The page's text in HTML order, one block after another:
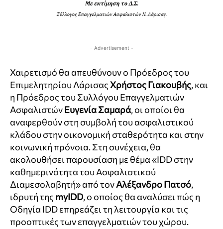
- Advertisement -
Χαιρετισμό θα απευθύνουν ο Πρόεδρος του
Επιμελητηρίου ΛάρισαςΧρήστοςΓιακουβής, και
η Πρόεδρος του Συλλόγου Επαγγελματιών
ΑσφαλιστώνΕυγενίαΣαμαρά, οι οποίοι θα
αναφερθούν στη συμβολή του ασφαλιστικού
κλάδου στην οικονομική σταθερότητα και στην
κοινωνική πρόνοια. Στη συνέχεια, θα
ακολουθήσει παρουσίαση με θέμα «IDD στην
καθημερινότητα του Ασφαλιστικού
Διαμεσολαβητή» από τονΑλέξανδρο Πατσό,
ιδρυτή της myIDD, ο οποίος θα αναλύσει πώς η
Οδηγία IDD επηρεάζει τη λειτουργία και τις
προοπτικές των επαγγελματιών του χώρου.